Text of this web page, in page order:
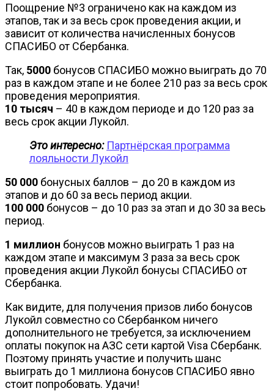
Поощрение №3 ограничено как на каждом из
этапов, так и за весь срок проведения акции, и
зависит от количества начисленных бонусов
СПАСИБО от Сбербанка.
Так, 5000 бонусов СПАСИБО можно выиграть до 70
раз в каждом этапе и не более 210 раз за весь срок
проведения мероприятия.
10 тысяч – 40 в каждом периоде и до 120 раз за
весь срок акции Лукойл.
Это интересно: Партнёрская программа
лояльности Лукойл
50 000 бонусных баллов – до 20 в каждом из
этапов и до 60 за весь период акции.
100 000 бонусов – до 10 раз за этап и до 30 за весь
период.
1 миллион бонусов можно выиграть 1 раз на
каждом этапе и максимум 3 раза за весь срок
проведения акции Лукойл бонусы СПАСИБО от
Сбербанка.
Как видите, для получения призов либо бонусов
Лукойл совместно со Сбербанком ничего
дополнительного не требуется, за исключением
оплаты покупок на АЗС сети картой Visa Сбербанк.
Поэтому принять участие и получить шанс
выиграть до 1 миллиона бонусов СПАСИБО явно
стоит попробовать. Удачи!